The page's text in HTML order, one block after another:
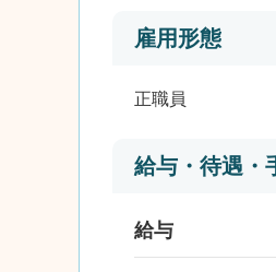
雇用形態
正職員
給与・待遇・
給与